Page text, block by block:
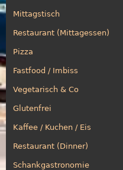
Mittagstisch
Restaurant (Mittagessen)
Pizza
Fastfood / Imbiss
Vegetarisch & Co
Glutenfrei
Kaffee / Kuchen / Eis
Restaurant (Dinner)
Schankgastronomie